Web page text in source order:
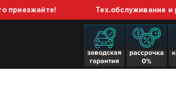
Тех.обслуживание и